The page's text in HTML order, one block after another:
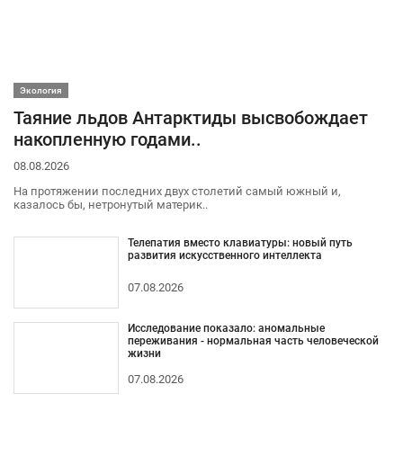
Экология
Таяние льдов Антарктиды высвобождает
накопленную годами..
08.08.2026
На протяжении последних двух столетий самый южный и,
казалось бы, нетронутый материк..
Телепатия вместо клавиатуры: новый путь
развития искусственного интеллекта
07.08.2026
Исследование показало: аномальные
переживания - нормальная часть человеческой
жизни
07.08.2026